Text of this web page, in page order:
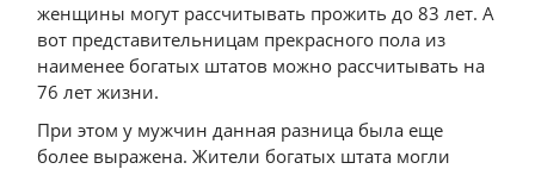
женщины могут рассчитывать прожить до 83 лет. А
вот представительницам прекрасного пола из
наименее богатых штатов можно рассчитывать на
76 лет жизни.
При этом у мужчин данная разница была еще
более выражена. Жители богатых штата могли